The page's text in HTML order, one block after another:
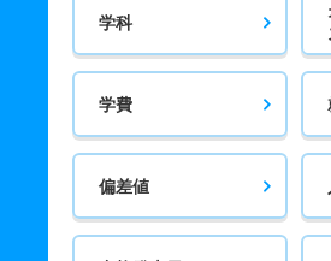
学科
学費
偏差値